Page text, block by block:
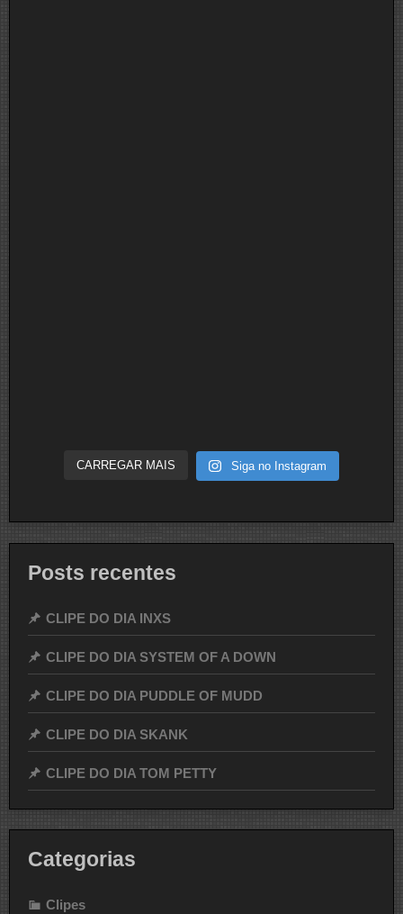
CARREGAR MAIS Siga no Instagram
Posts recentes
CLIPE DO DIA INXS
CLIPE DO DIA SYSTEM OF A DOWN
CLIPE DO DIA PUDDLE OF MUDD
CLIPE DO DIA SKANK
CLIPE DO DIA TOM PETTY
Categorias
Clipes